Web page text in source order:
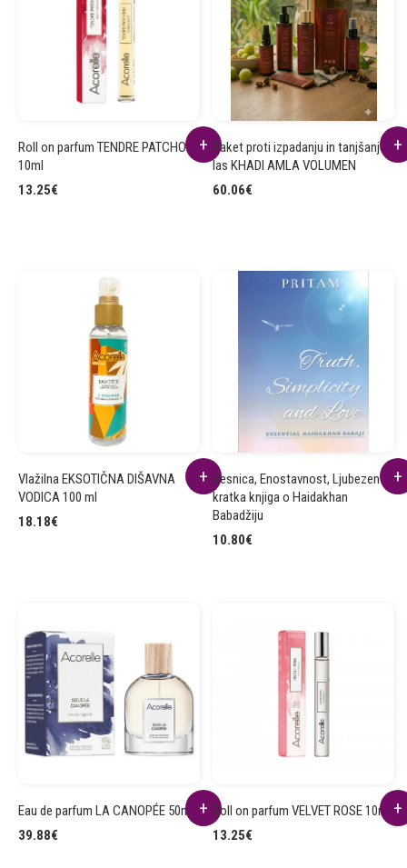
Roll on parfum TENDRE PATCHOULI
10ml
13.25€
Paket proti izpadanju in tanjšanju
las KHADI AMLA VOLUMEN
60.06€
Vlažilna EKSOTIČNA DIŠAVNA
VODICA 100 ml
18.18€
Resnica, Enostavnost, Ljubezen -
kratka knjiga o Haidakhan
Babadžiju
10.80€
Eau de parfum LA CANOPÉE 50ml
39.88€
Roll on parfum VELVET ROSE 10ml
13.25€